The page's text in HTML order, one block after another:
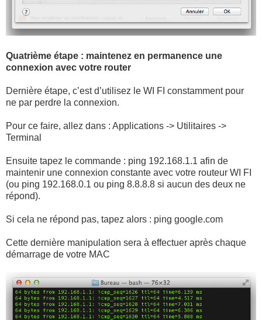
Quatrième étape : maintenez en permanence une
connexion avec votre router
Dernière étape, c’est d’utilisez le WI FI constamment pour
ne par perdre la connexion.
Pour ce faire, allez dans : Applications -> Utilitaires ->
Terminal
Ensuite tapez le commande : ping 192.168.1.1 afin de
maintenir une connexion constante avec votre routeur WI FI
(ou ping 192.168.0.1 ou ping 8.8.8.8 si aucun des deux ne
répond).
Si cela ne répond pas, tapez alors : ping google.com
Cette dernière manipulation sera à effectuer après chaque
démarrage de votre MAC